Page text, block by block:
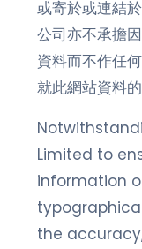
或寄於或連結
公司亦不承擔
資料而不作任
就此網站資料
Limited to
information
the